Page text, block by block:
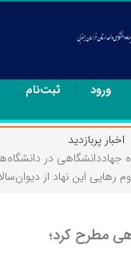
ورود | ثبت‌نام
اخبار پربازدید
جهاددانشگاهی در
رهایی این نهاد از
مطرح کرد؛